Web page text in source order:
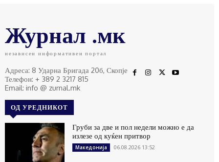
Журнал .мк
независен информативен портал
Адреса: 8 Ударна Бригада 20б, Скопје
Телефон: + 389 2 3217 815
Email: info @ zurnal.mk
ОД УРЕДНИКОТ
Груби за две и пол недели можно е да
излезе од куќен притвор
Македонија 06.08.2026 13:52